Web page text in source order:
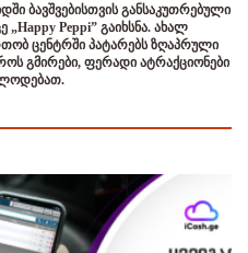
ბავშვებისთვის განსაკუთრებული
„Happy Peppi” გაიხსნა. ახალ
ცენტრში პატარებს ზღაპრული
გმირები, ფერადი ატრაქციონები